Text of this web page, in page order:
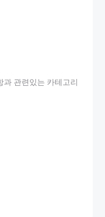
과 관련있는 카테고리